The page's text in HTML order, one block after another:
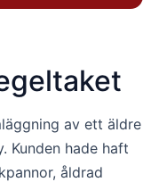
av ett äldre
Kunden hade haft
åldrad